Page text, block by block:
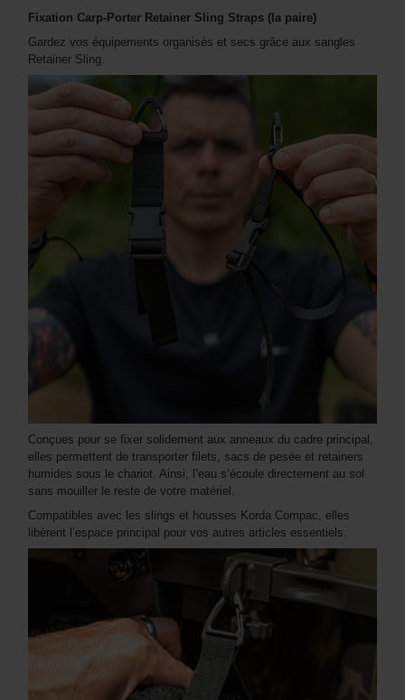
Fixation Carp-Porter Retainer Sling Straps (la paire)
Gardez vos équipements organisés et secs grâce aux sangles
Retainer Sling.
Conçues pour se fixer solidement aux anneaux du cadre principal,
elles permettent de transporter filets, sacs de pesée et retainers
humides sous le chariot. Ainsi, l’eau s’écoule directement au sol
sans mouiller le reste de votre matériel.
Compatibles avec les slings et housses Korda Compac, elles
libèrent l’espace principal pour vos autres articles essentiels.